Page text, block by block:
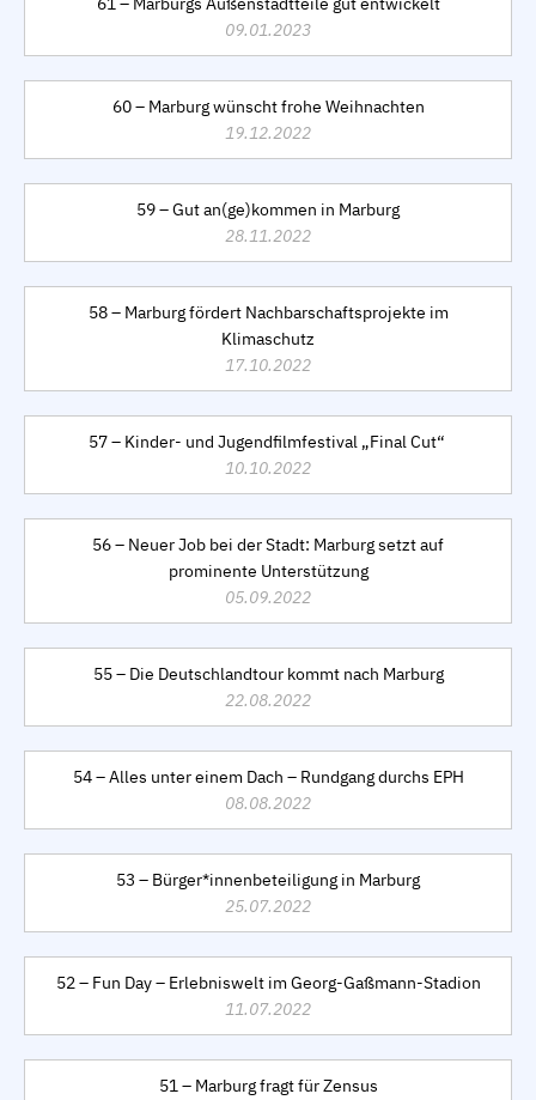
09.01.2023
60 – Marburg wünscht frohe Weihnachten
19.12.2022
59 – Gut an(ge)kommen in Marburg
28.11.2022
58 – Marburg fördert Nachbarschaftsprojekte im
Klimaschutz
17.10.2022
57 – Kinder- und Jugendfilmfestival „Final Cut“
10.10.2022
56 – Neuer Job bei der Stadt: Marburg setzt auf
prominente Unterstützung
05.09.2022
55 – Die Deutschlandtour kommt nach Marburg
22.08.2022
54 – Alles unter einem Dach – Rundgang durchs EPH
08.08.2022
53 – Bürger*innenbeteiligung in Marburg
25.07.2022
52 – Fun Day – Erlebniswelt im Georg-Gaßmann-Stadion
11.07.2022
51 – Marburg fragt für Zensus